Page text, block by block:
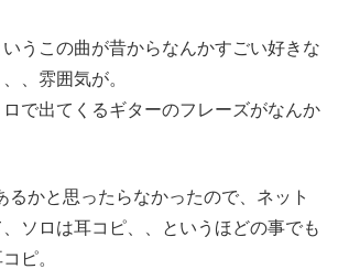
うこの曲が昔からなんかすごい好きな
、雰囲気が。
で出てくるギターのフレーズがなんか
るかと思ったらなかったので、ネット
ソロは耳コピ、、というほどの事でも
ピ。